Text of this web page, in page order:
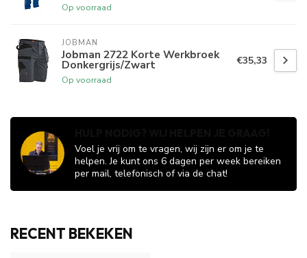
Op voorraad
JOBMAN
Jobman 2722 Korte Werkbroek
Donkergrijs/Zwart
Op voorraad
€35,33
Voel je vrij om te vragen, wij zijn er om je te
helpen. Je kunt ons 6 dagen per week bereiken
per mail, telefonisch of via de chat!
RECENT BEKEKEN